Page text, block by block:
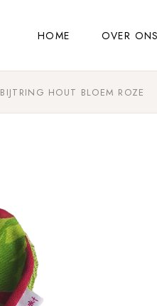
HOME OVER ONS
BIJTRING HOUT BLOEM ROZE